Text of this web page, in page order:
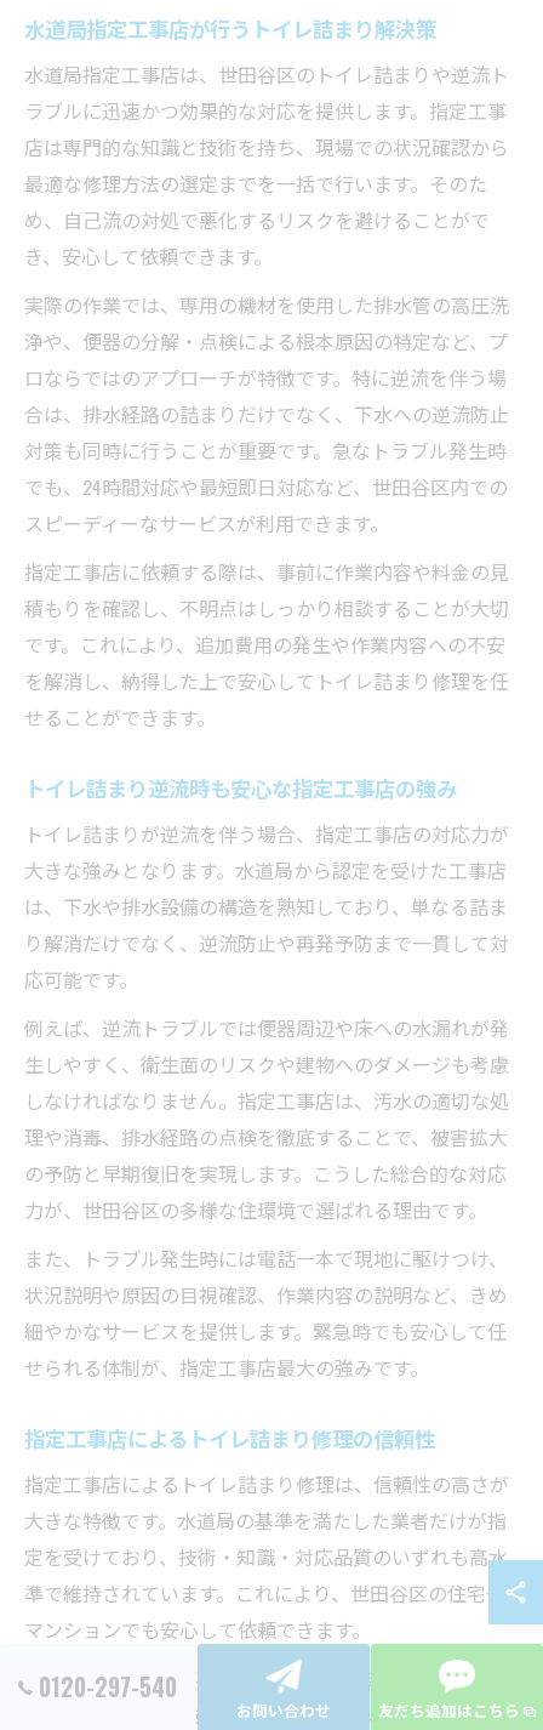
水道局指定工事店が行うトイレ詰まり解決策
水道局指定工事店は、世田谷区のトイレ詰まりや逆流ト
ラブルに迅速かつ効果的な対応を提供します。指定工事
店は専門的な知識と技術を持ち、現場での状況確認から
最適な修理方法の選定までを一括で行います。そのた
め、自己流の対処で悪化するリスクを避けることがで
き、安心して依頼できます。
実際の作業では、専用の機材を使用した排水管の高圧洗
浄や、便器の分解・点検による根本原因の特定など、プ
ロならではのアプローチが特徴です。特に逆流を伴う場
合は、排水経路の詰まりだけでなく、下水への逆流防止
対策も同時に行うことが重要です。急なトラブル発生時
でも、24時間対応や最短即日対応など、世田谷区内での
スピーディーなサービスが利用できます。
指定工事店に依頼する際は、事前に作業内容や料金の見
積もりを確認し、不明点はしっかり相談することが大切
です。これにより、追加費用の発生や作業内容への不安
を解消し、納得した上で安心してトイレ詰まり修理を任
せることができます。
トイレ詰まり逆流時も安心な指定工事店の強み
トイレ詰まりが逆流を伴う場合、指定工事店の対応力が
大きな強みとなります。水道局から認定を受けた工事店
は、下水や排水設備の構造を熟知しており、単なる詰ま
り解消だけでなく、逆流防止や再発予防まで一貫して対
応可能です。
例えば、逆流トラブルでは便器周辺や床への水漏れが発
生しやすく、衛生面のリスクや建物へのダメージも考慮
しなければなりません。指定工事店は、汚水の適切な処
理や消毒、排水経路の点検を徹底することで、被害拡大
の予防と早期復旧を実現します。こうした総合的な対応
力が、世田谷区の多様な住環境で選ばれる理由です。
また、トラブル発生時には電話一本で現地に駆けつけ、
状況説明や原因の目視確認、作業内容の説明など、きめ
細やかなサービスを提供します。緊急時でも安心して任
せられる体制が、指定工事店最大の強みです。
指定工事店によるトイレ詰まり修理の信頼性
指定工事店によるトイレ詰まり修理は、信頼性の高さが
大きな特徴です。水道局の基準を満たした業者だけが指
定を受けており、技術・知識・対応品質のいずれも高水
準で維持されています。これにより、世田谷区の住宅や
マンションでも安心して依頼できます。
例えば、修理後に再度詰まりや逆流が発生しないよう、
排水経路全体の点検や清掃、必要に応じた部品交換も行
0120-297-540
お問い合わせ 友だち追加はこちら